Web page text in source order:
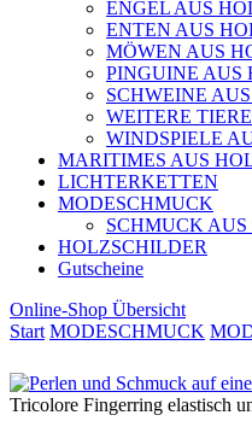
ENGEL AUS
ENTEN AUS
MÖWEN AUS
PINGUINE AUS
SCHWEINE
WEITERE
WINDSPIELE
MARITIMES AUS
LICHTERKETTEN
MODESCHMUCK
SCHMUCK AUS
HOLZSCHILDER
Gutscheine
Online-Shop Übersicht
Start MODESCHMUCK
Tricolore Fingerring elastisch